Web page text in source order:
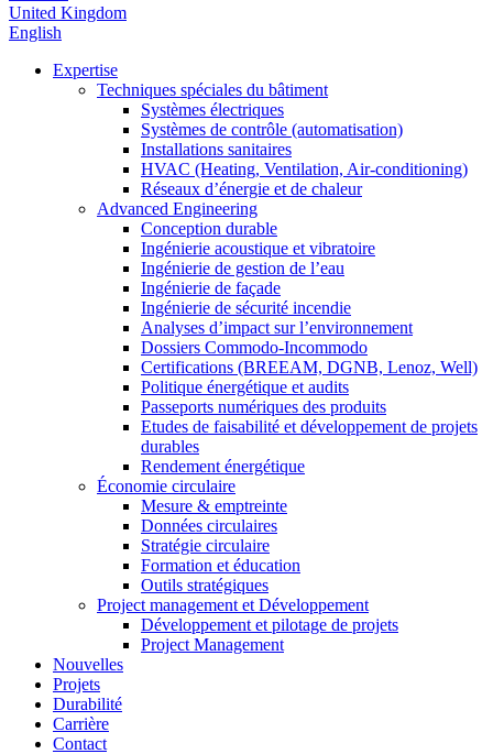
United Kingdom
English
Expertise
Techniques spéciales du bâtiment
Systèmes électriques
Systèmes de contrôle (automatisation)
Installations sanitaires
HVAC (Heating, Ventilation, Air-conditioning)
Réseaux d’énergie et de chaleur
Advanced Engineering
Conception durable
Ingénierie acoustique et vibratoire
Ingénierie de gestion de l’eau
Ingénierie de façade
Ingénierie de sécurité incendie
Analyses d’impact sur l’environnement
Dossiers Commodo-Incommodo
Certifications (BREEAM, DGNB, Lenoz, Well)
Politique énergétique et audits
Passeports numériques des produits
Etudes de faisabilité et développement de projets
durables
Rendement énergétique
Économie circulaire
Mesure & emptreinte
Données circulaires
Stratégie circulaire
Formation et éducation
Outils stratégiques
Project management et Développement
Développement et pilotage de projets
Project Management
Nouvelles
Projets
Durabilité
Carrière
Contact